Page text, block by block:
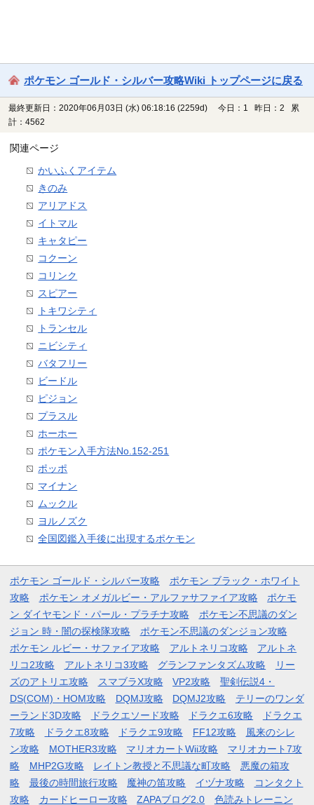
ポケモン ゴールド・シルバー攻略Wiki トップページに戻る
最終更新日：2020年06月03日 (水) 06:18:16 (2259d)
今日：1 昨日：2 累
計：4562
関連ページ
かいふくアイテム
きのみ
アリアドス
イトマル
キャタピー
コクーン
コリンク
スピアー
トキワシティ
トランセル
ニビシティ
バタフリー
ビードル
ピジョン
プラスル
ホーホー
ポケモン入手方法No.152-251
ポッポ
マイナン
ムックル
ヨルノズク
全国図鑑入手後に出現するポケモン
ポケモン ゴールド・シルバー攻略
ポケモン ブラック・ホワイト
攻略
ポケモン オメガルビー・アルファサファイア攻略
ポケモ
ン ダイヤモンド・パール・プラチナ攻略
ポケモン不思議のダン
ジョン 時・闇の探検隊攻略
ポケモン不思議のダンジョン攻略
ポケモン ルビー・サファイア攻略
アルトネリコ攻略
アルトネ
リコ2攻略
アルトネリコ3攻略 グランファンタズム攻略
リー
ズのアトリエ攻略
スマブラX攻略 VP2攻略
聖剣伝説4・
DS(COM)・HOM攻略
DQMJ攻略 DQMJ2攻略
テリーのワンダ
ーランド3D攻略
ドラクエソード攻略 ドラクエ6攻略
ドラクエ
7攻略
ドラクエ8攻略 ドラクエ9攻略 FF12攻略
風来のシレ
ン攻略
MOTHER3攻略 マリオカートWii攻略
マリオカート7攻
略
MHP2G攻略 レイトン教授と不思議な町攻略
悪魔の箱攻
略
最後の時間旅行攻略 魔神の笛攻略 イヅナ攻略
コンタクト
攻略
カードヒーロー攻略 ZAPAブログ2.0 色読みトレーニン